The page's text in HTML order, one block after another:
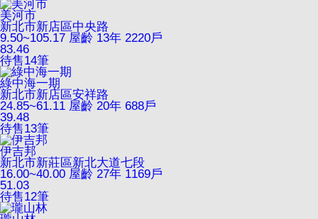
美河市
新北市新店區中央路
9.50~105.17 屋齡 13年 2220戶
83.46
待售14筆
綠中海一期
新北市新店區安祥路
24.85~61.11 屋齡 20年 688戶
39.48
待售13筆
伊吉邦
新北市新莊區新北大道七段
16.00~40.00 屋齡 27年 1169戶
51.03
待售12筆